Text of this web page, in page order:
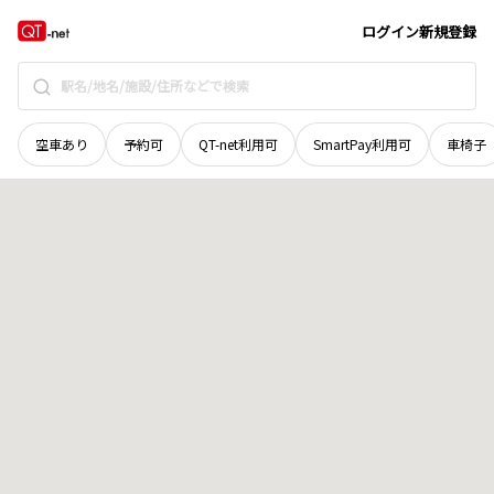
ログイン新規登録
空車あり 予約可 QT-net利用可 SmartPay利用可 車椅子
茨城県